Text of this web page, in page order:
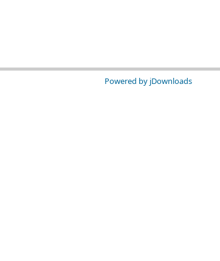
Powered by jDownloads